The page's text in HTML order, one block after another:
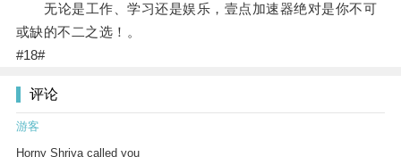
无论是工作、学习还是娱乐，壹点加速器绝对是你不可
或缺的不二之选！。
#18#
评论
游客
Horny Shriya called you